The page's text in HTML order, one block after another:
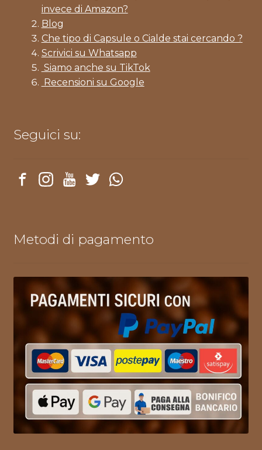
invece di Amazon?
Blog
Che tipo di Capsule o Cialde stai cercando ?
Scrivici su Whatsapp
Siamo anche su TikTok
Recensioni su Google
Seguici su:
Metodi di pagamento